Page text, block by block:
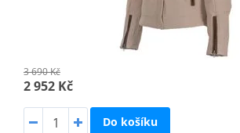
3 690 Kč
2 952 Kč
Do košíku